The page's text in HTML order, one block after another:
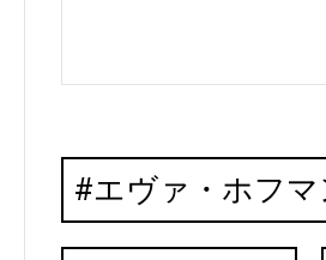
エヴァ・ホフマ